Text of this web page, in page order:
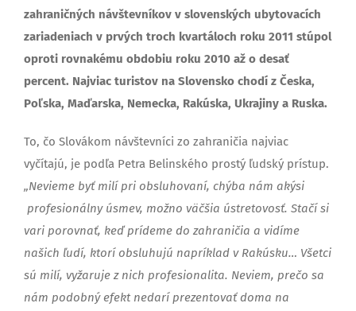
zahraničných návštevníkov v slovenských ubytovacích
zariadeniach v prvých troch kvartáloch roku 2011 stúpol
oproti rovnakému obdobiu roku 2010 až o desať
percent. Najviac turistov na Slovensko chodí z Česka,
Poľska, Maďarska, Nemecka, Rakúska, Ukrajiny a Ruska.
To, čo Slovákom návštevníci zo zahraničia najviac
vyčítajú, je podľa Petra Belinského prostý ľudský prístup.
„Nevieme byť milí pri obsluhovaní, chýba nám akýsi
profesionálny úsmev, možno väčšia ústretovosť. Stačí si
vari porovnať, keď prídeme do zahraničia a vidíme
našich ľudí, ktorí obsluhujú napríklad v Rakúsku… Všetci
sú milí, vyžaruje z nich profesionalita. Neviem, prečo sa
nám podobný efekt nedarí prezentovať doma na